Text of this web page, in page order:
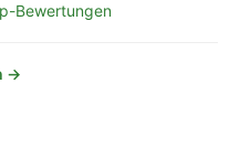
Bewertungen
→